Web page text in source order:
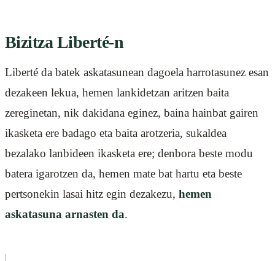
Bizitza Liberté-n
Liberté da batek askatasunean dagoela harrotasunez esan
dezakeen lekua, hemen lankidetzan aritzen baita
zereginetan, nik dakidana eginez, baina hainbat gairen
ikasketa ere badago eta baita arotzeria, sukaldea
bezalako lanbideen ikasketa ere; denbora beste modu
batera igarotzen da, hemen mate bat hartu eta beste
pertsonekin lasai hitz egin dezakezu, hemen
askatasuna arnasten da.